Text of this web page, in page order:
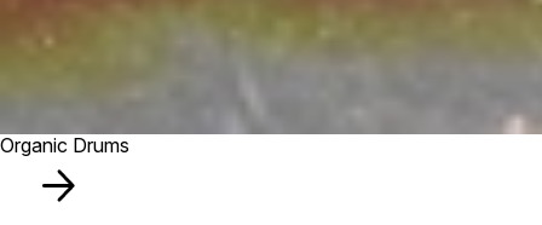
Organic Drums